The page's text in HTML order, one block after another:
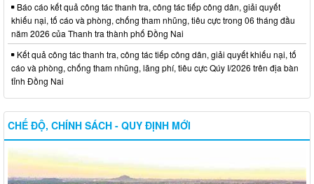
Báo cáo kết quả công tác thanh tra, công tác tiếp công dân, giải quyết
khiếu nại, tố cáo và phòng, chống tham nhũng, tiêu cực trong 06 tháng đầu
năm 2026 của Thanh tra thành phố Đồng Nai
Kết quả công tác thanh tra, công tác tiếp công dân, giải quyết khiếu nại, tố
cáo và phòng, chống tham nhũng, lãng phí, tiêu cực Qúy I/2026 trên địa bàn
tỉnh Đồng Nai
CHẾ ĐỘ, CHÍNH SÁCH - QUY ĐỊNH MỚI